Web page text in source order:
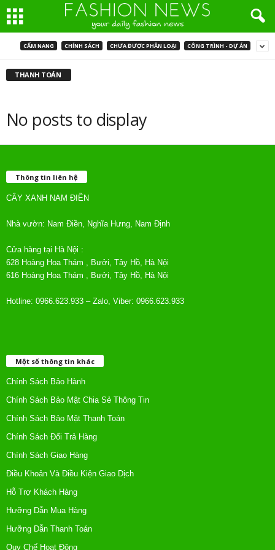
CẨM NANG CHÍNH SÁCH CHƯA ĐƯỢC PHÂN LOẠI CÔNG TRÌNH - DỰ ÁN
THANH TOÁN
No posts to display
Thông tin liên hệ
CÂY XANH NAM ĐIỀN
Nhà vườn: Nam Điền, Nghĩa Hưng, Nam Định
Cửa hàng tại Hà Nội :
628 Hoàng Hoa Thám , Bưởi, Tây Hồ, Hà Nội
616 Hoàng Hoa Thám , Bưởi, Tây Hồ, Hà Nội
Hotline: 0966.623.933 – Zalo, Viber: 0966.623.933
Một số thông tin khác
Chính Sách Bảo Hành
Chính Sách Bảo Mật Chia Sẻ Thông Tin
Chính Sách Bảo Mật Thanh Toán
Chính Sách Đổi Trả Hàng
Chính Sách Giao Hàng
Điều Khoản Và Điều Kiện Giao Dịch
Hỗ Trợ Khách Hàng
Hưỡng Dẫn Mua Hàng
Hưỡng Dẫn Thanh Toán
Quy Chế Hoạt Động